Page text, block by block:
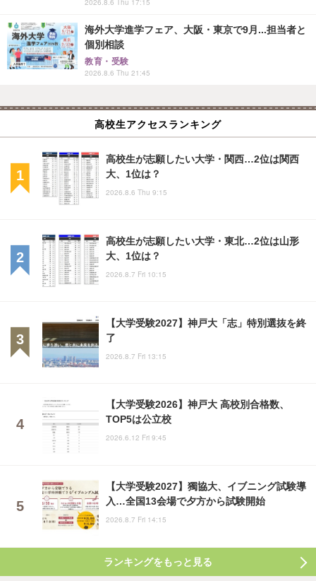
2026.8.6 Thu 17:15
海外大学進学フェア、大阪・東京で9月...担当者と
個別相談
教育・受験
2026.8.6 Thu 21:45
高校生アクセスランキング
高校生が志願したい大学・関西…2位は関西
大、1位は？
2026.8.6 Thu 9:15
高校生が志願したい大学・東北…2位は山形
大、1位は？
2026.8.7 Fri 10:15
【大学受験2027】神戸大「志」特別選抜を終
了
2026.8.7 Fri 13:15
【大学受験2026】神戸大 高校別合格数、
TOP5は公立校
2026.6.12 Fri 9:45
【大学受験2027】獨協大、イブニング試験導
入…全国13会場で夕方から試験開始
2026.8.7 Fri 14:15
ランキングをもっと見る